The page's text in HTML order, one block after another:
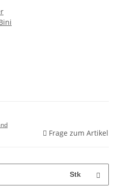
Frage zum Artikel
Stk